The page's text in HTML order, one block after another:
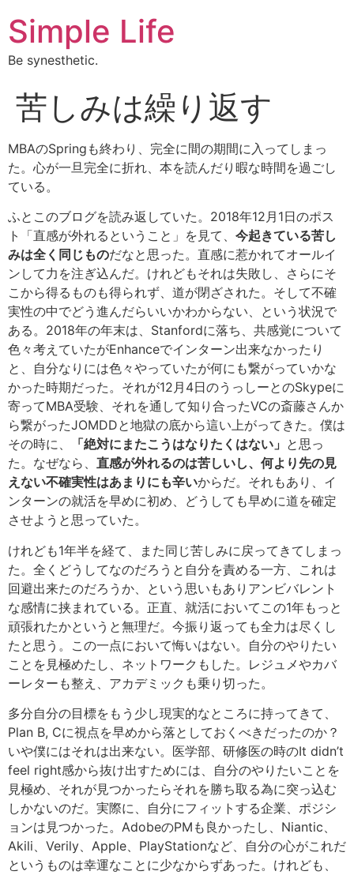
Simple Life
Be synesthetic.
苦しみは繰り返す
MBAのSpringも終わり、完全に間の期間に入ってしまっ
た。心が一旦完全に折れ、本を読んだり暇な時間を過ごし
ている。
ふとこのブログを読み返していた。2018年12月1日のポス
ト「直感が外れるということ」を見て、 今起きている苦し
みは全く同じものだなと思った。直感に惹かれてオールイ
ンして力を注ぎ込んだ。けれどもそれは失敗し、さらにそ
こから得るものも得られず、道が閉ざされた。そして不確
実性の中でどう進んだらいいかわからない、という状況で
ある。2018年の年末は、Stanfordに落ち、共感覚について
色々考えていたがEnhanceでインターン出来なかったり
と、自分なりには色々やっていたが何にも繋がっていかな
かった時期だった。それが12月4日のうっしーとのSkypeに
寄ってMBA受験、それを通して知り合ったVCの斎藤さんか
ら繋がったJOMDDと地獄の底から這い上がってきた。僕は
その時に、
「絶対にまたこうはなりたくはない」 と思っ
た。なぜなら、 直感が外れるのは苦しいし、何より先の見
えない不確実性はあまりにも辛いからだ。それもあり、イ
ンターンの就活を早めに初め、どうしても早めに道を確定
させようと思っていた。
けれども1年半を経て、また同じ苦しみに戻ってきてしまっ
た。全くどうしてなのだろうと自分を責める一方、これは
回避出来たのだろうか、という思いもありアンビバレント
な感情に挟まれている。正直、就活においてこの1年もっと
頑張れたかというと無理だ。今振り返っても全力は尽くし
たと思う。この一点において悔いはない。自分のやりたい
ことを見極めたし、ネットワークもした。レジュメやカバ
ーレターも整え、アカデミックも乗り切った。
多分自分の目標をもう少し現実的なところに持ってきて、
Plan B, Cに視点を早めから落としておくべきだったのか？
いや僕にはそれは出来ない。医学部、研修医の時のIt didn’t
feel right感から抜け出すためには、自分のやりたいことを
見極め、それが見つかったらそれを勝ち取る為に突っ込む
しかないのだ。実際に、自分にフィットする企業、ポジシ
ョンは見つかった。AdobeのPMも良かったし、Niantic、
Akili、Verily、Apple、PlayStationなど、自分の心がこれだ
というものは幸運なことに少なからずあった。けれども、